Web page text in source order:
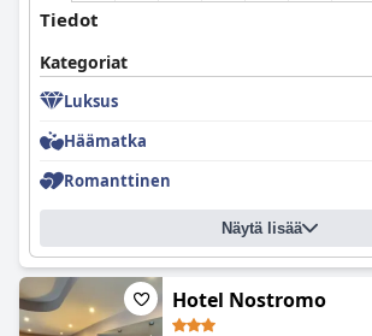
Tiedot
Kategoriat
Luksus
Häämatka
Romanttinen
Näytä lisää
Hotel Nostromo